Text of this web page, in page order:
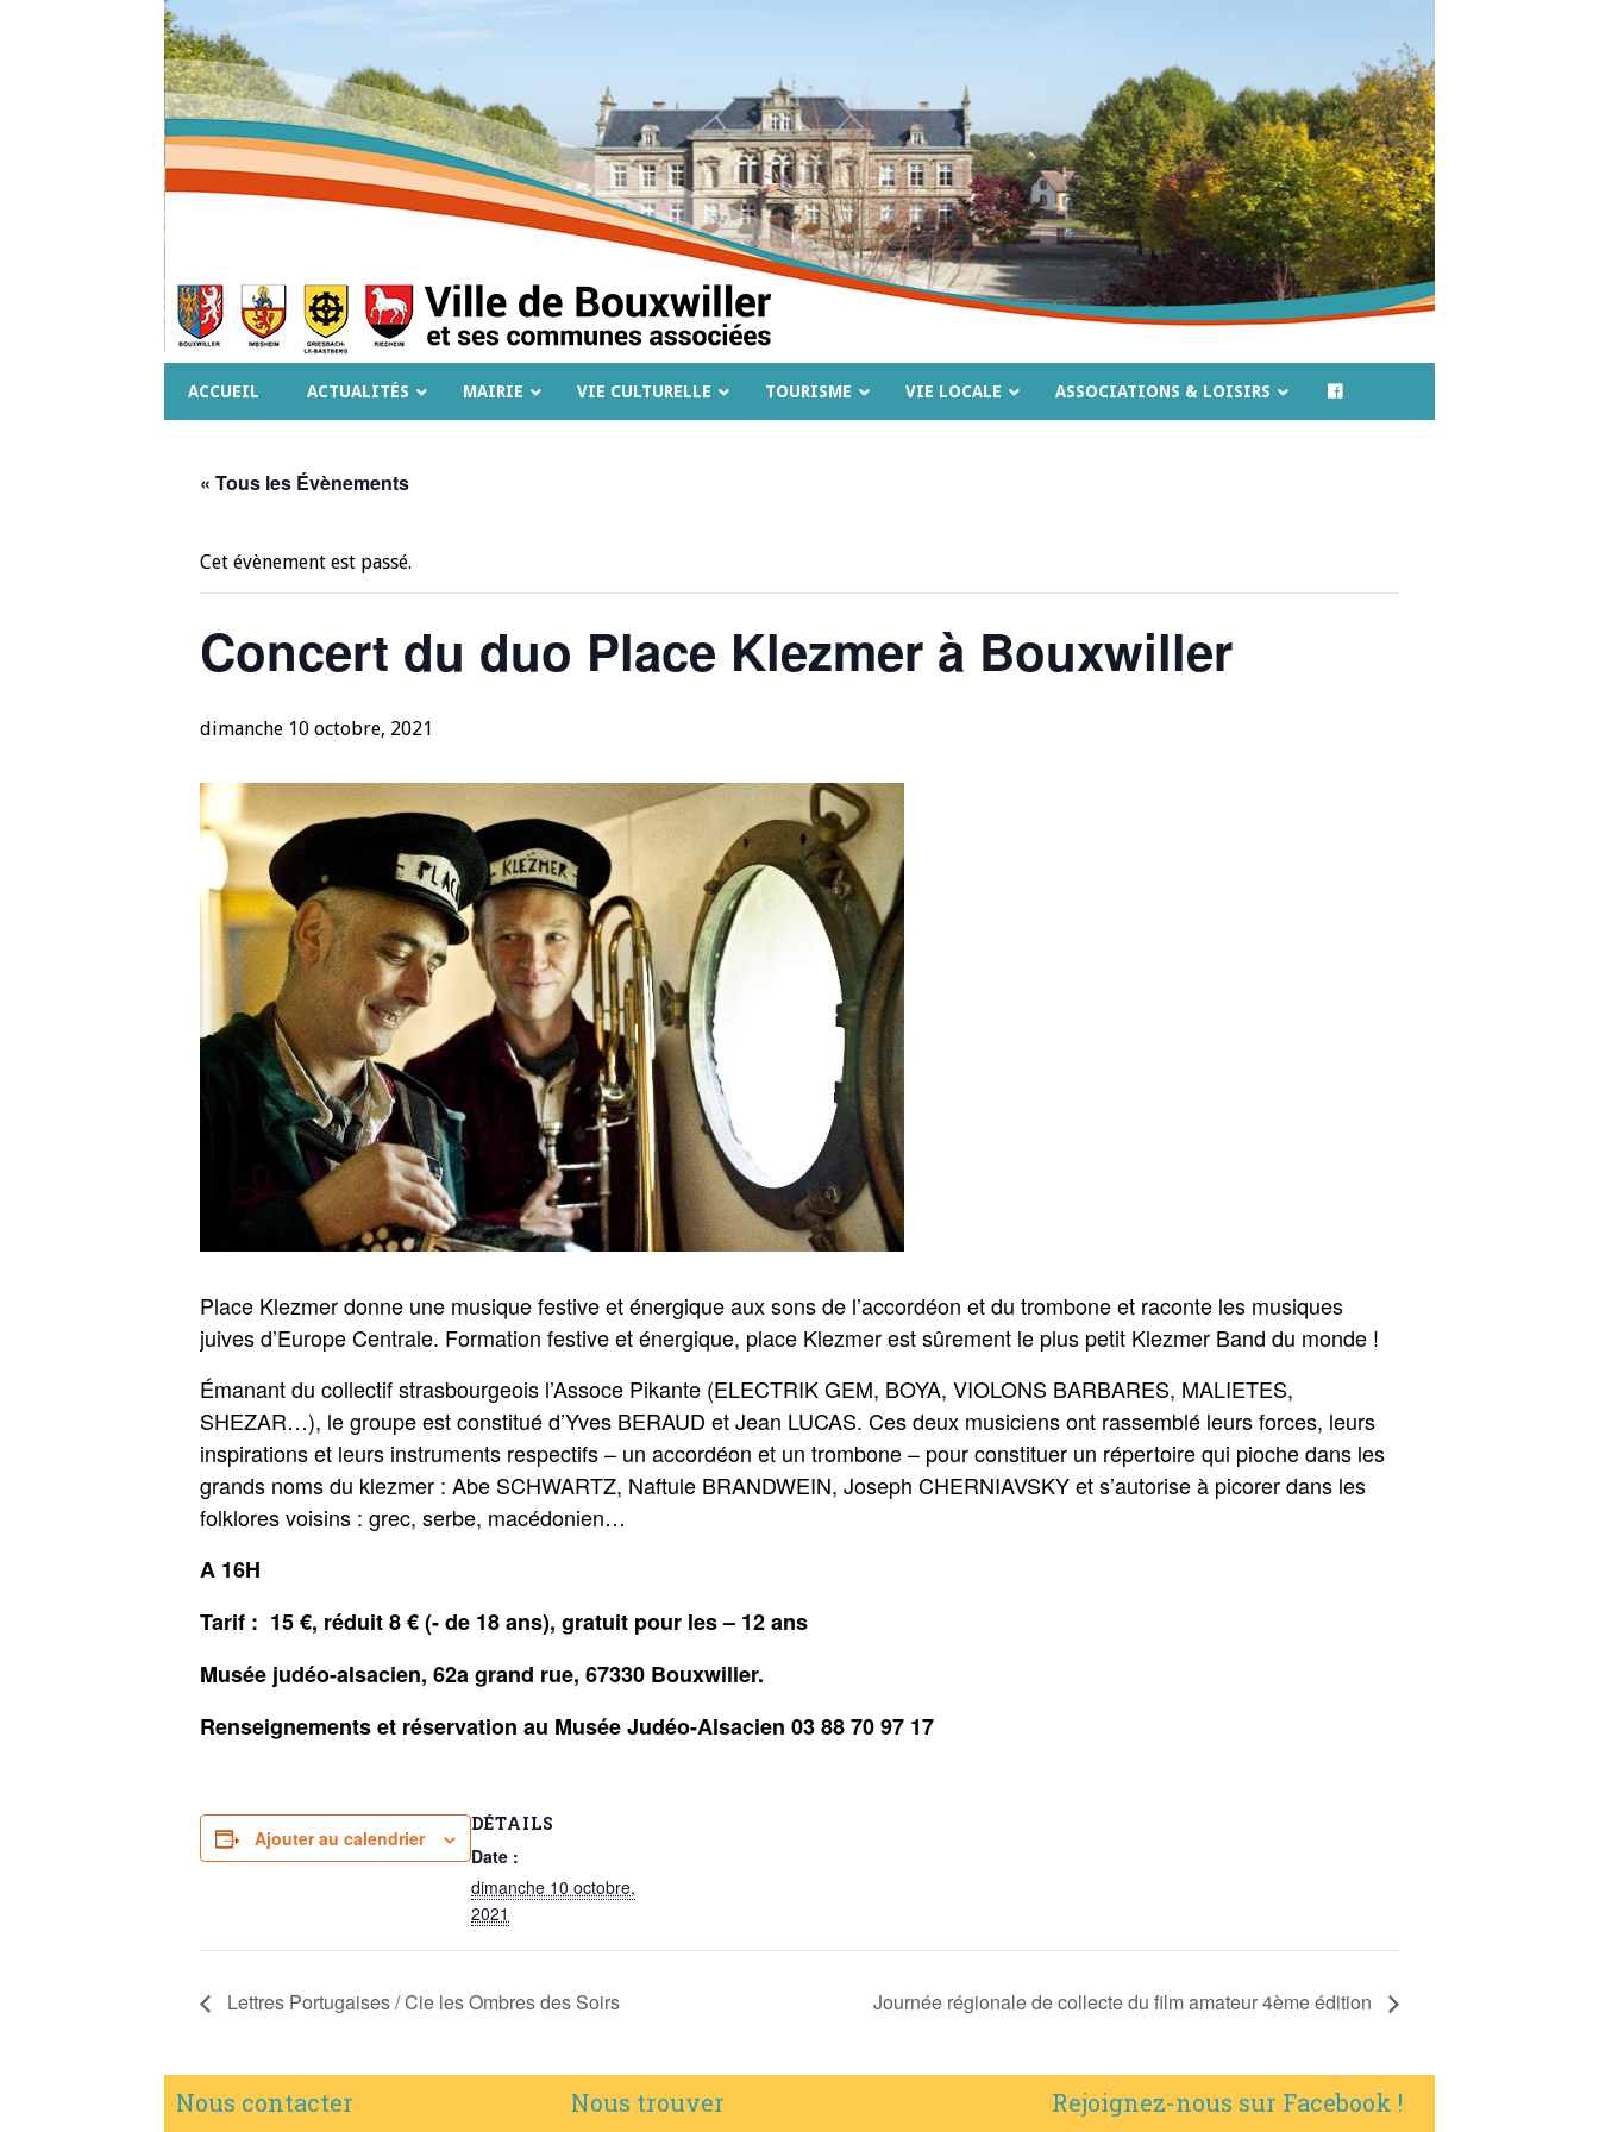
ACCUEIL ACTUALITÉS MAIRIE VIE CULTURELLE TOURISME VIE LOCALE ASSOCIATIONS & LOISIRS
« Tous les Évènements
Cet évènement est passé.
Concert du duo Place Klezmer à Bouxwiller
dimanche 10 octobre, 2021
Place Klezmer donne une musique festive et énergique aux sons de l’accordéon et du trombone et raconte les musiques
juives d’Europe Centrale. Formation festive et énergique, place Klezmer est sûrement le plus petit Klezmer Band du monde !
Émanant du collectif strasbourgeois l’Assoce Pikante (ELECTRIK GEM, BOYA, VIOLONS BARBARES, MALIETES,
SHEZAR…), le groupe est constitué d’Yves BERAUD et Jean LUCAS. Ces deux musiciens ont rassemblé leurs forces, leurs
inspirations et leurs instruments respectifs – un accordéon et un trombone – pour constituer un répertoire qui pioche dans les
grands noms du klezmer : Abe SCHWARTZ, Naftule BRANDWEIN, Joseph CHERNIAVSKY et s’autorise à picorer dans les
folklores voisins : grec, serbe, macédonien…
A 16H
Tarif : 15 €, réduit 8 € (- de 18 ans), gratuit pour les – 12 ans
Musée judéo-alsacien, 62a grand rue, 67330 Bouxwiller.
Renseignements et réservation au Musée Judéo-Alsacien 03 88 70 97 17
Ajouter au calendrier
DÉTAILS
Date :
dimanche 10 octobre,
2021
Lettres Portugaises / Cie les Ombres des Soirs Journée régionale de collecte du film amateur 4ème édition
Nous contacter Nous trouver Rejoignez-nous sur Facebook !